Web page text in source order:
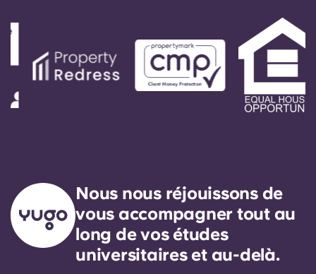
Nous nous réjouissons de
vous accompagner tout au
long de vos études
universitaires et au-delà.